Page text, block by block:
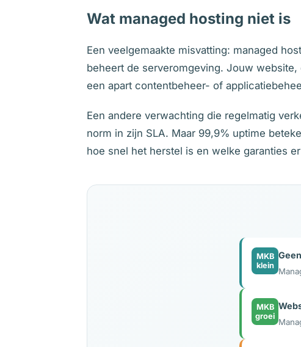
Wat managed hosting niet is
Een veelgemaakte misvatting: managed
beheert de serveromgeving. Jouw
een apart contentbeheer- of
Een andere verwachting die regelmatig
norm in zijn SLA. Maar 99,9% uptime
hoe snel het herstel is en welke garanties
MKB
klein
MKB
groei